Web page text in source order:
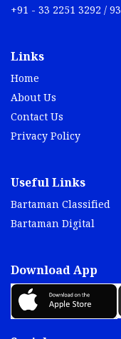
+91 - 33 2251 3292 / 93
Links
Home
About Us
Contact Us
Privacy Policy
Useful Links
Bartaman Classified
Bartaman Digital
Download App